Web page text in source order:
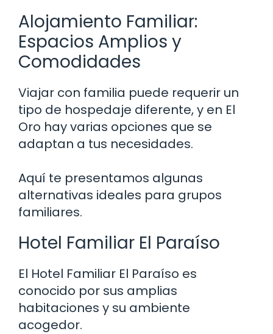
Alojamiento Familiar:
Espacios Amplios y
Comodidades
Viajar con familia puede requerir un
tipo de hospedaje diferente, y en El
Oro hay varias opciones que se
adaptan a tus necesidades.
Aquí te presentamos algunas
alternativas ideales para grupos
familiares.
Hotel Familiar El Paraíso
El Hotel Familiar El Paraíso es
conocido por sus amplias
habitaciones y su ambiente
acogedor.